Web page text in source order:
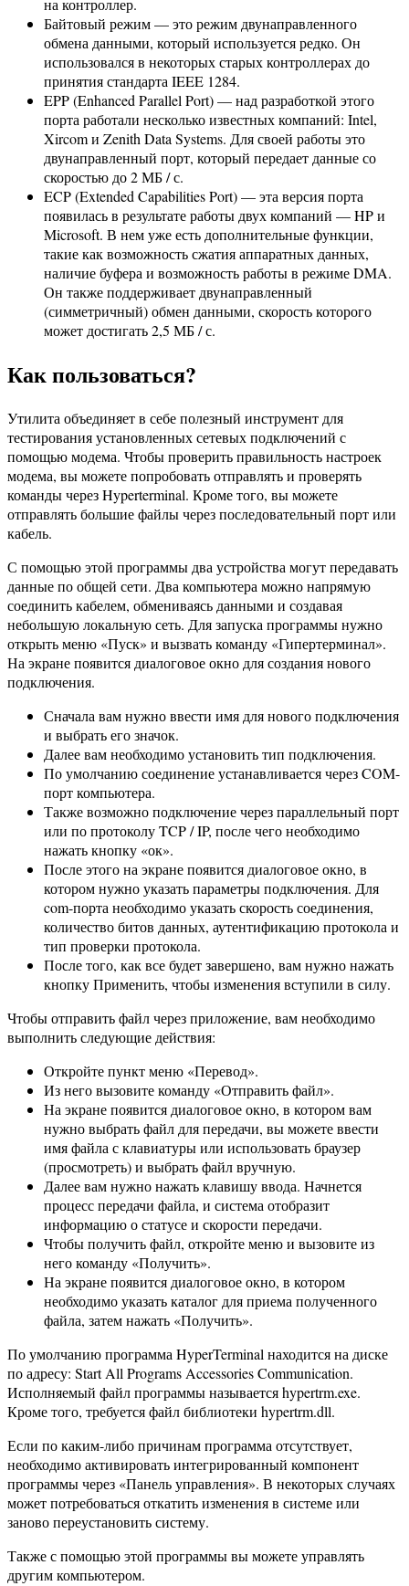
на контроллер.
Байтовый режим — это режим двунаправленного
обмена данными, который используется редко. Он
использовался в некоторых старых контроллерах до
принятия стандарта IEEE 1284.
EPP (Enhanced Parallel Port) — над разработкой этого
порта работали несколько известных компаний: Intel,
Xircom и Zenith Data Systems. Для своей работы это
двунаправленный порт, который передает данные со
скоростью до 2 МБ / с.
ECP (Extended Capabilities Port) — эта версия порта
появилась в результате работы двух компаний — HP и
Microsoft. В нем уже есть дополнительные функции,
такие как возможность сжатия аппаратных данных,
наличие буфера и возможность работы в режиме DMA.
Он также поддерживает двунаправленный
(симметричный) обмен данными, скорость которого
может достигать 2,5 МБ / с.
Как пользоваться?
Утилита объединяет в себе полезный инструмент для
тестирования установленных сетевых подключений с
помощью модема. Чтобы проверить правильность настроек
модема, вы можете попробовать отправлять и проверять
команды через Hyperterminal. Кроме того, вы можете
отправлять большие файлы через последовательный порт или
кабель.
С помощью этой программы два устройства могут передавать
данные по общей сети. Два компьютера можно напрямую
соединить кабелем, обмениваясь данными и создавая
небольшую локальную сеть. Для запуска программы нужно
открыть меню «Пуск» и вызвать команду «Гипертерминал».
На экране появится диалоговое окно для создания нового
подключения.
Сначала вам нужно ввести имя для нового подключения
и выбрать его значок.
Далее вам необходимо установить тип подключения.
По умолчанию соединение устанавливается через COM-
порт компьютера.
Также возможно подключение через параллельный порт
или по протоколу TCP / IP, после чего необходимо
нажать кнопку «ок».
После этого на экране появится диалоговое окно, в
котором нужно указать параметры подключения. Для
com-порта необходимо указать скорость соединения,
количество битов данных, аутентификацию протокола и
тип проверки протокола.
После того, как все будет завершено, вам нужно нажать
кнопку Применить, чтобы изменения вступили в силу.
Чтобы отправить файл через приложение, вам необходимо
выполнить следующие действия:
Откройте пункт меню «Перевод».
Из него вызовите команду «Отправить файл».
На экране появится диалоговое окно, в котором вам
нужно выбрать файл для передачи, вы можете ввести
имя файла с клавиатуры или использовать браузер
(просмотреть) и выбрать файл вручную.
Далее вам нужно нажать клавишу ввода. Начнется
процесс передачи файла, и система отобразит
информацию о статусе и скорости передачи.
Чтобы получить файл, откройте меню и вызовите из
него команду «Получить».
На экране появится диалоговое окно, в котором
необходимо указать каталог для приема полученного
файла, затем нажать «Получить».
По умолчанию программа HyperTerminal находится на диске
по адресу: Start All Programs Accessories Communication.
Исполняемый файл программы называется hypertrm.exe.
Кроме того, требуется файл библиотеки hypertrm.dll.
Если по каким-либо причинам программа отсутствует,
необходимо активировать интегрированный компонент
программы через «Панель управления». В некоторых случаях
может потребоваться откатить изменения в системе или
заново переустановить систему.
Также с помощью этой программы вы можете управлять
другим компьютером.